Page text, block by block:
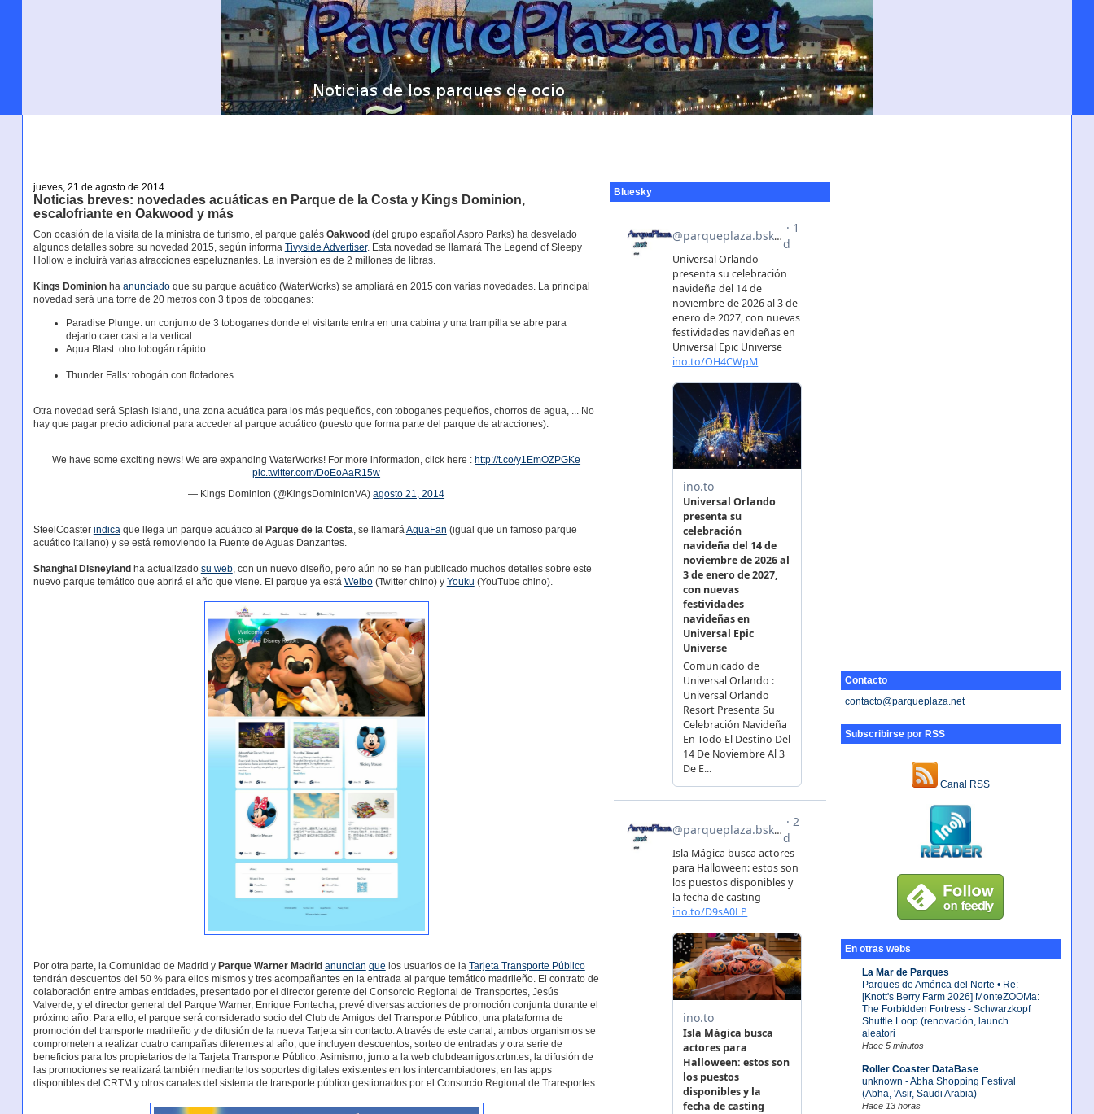
Contacto
contacto@parqueplaza.net
Subscribirse por RSS
Canal RSS
En otras webs
La Mar de Parques
Parques de América del Norte • Re:
[Knott's Berry Farm 2026] MonteZOOMa:
The Forbidden Fortress - Schwarzkopf
Shuttle Loop (renovación, launch
aleatori
Hace 5 minutos
Roller Coaster DataBase
unknown - Abha Shopping Festival
(Abha, 'Asir, Saudi Arabia)
Hace 13 horas
jueves, 21 de agosto de 2014
Noticias breves: novedades acuáticas en Parque de la Costa y Kings Dominion,
escalofriante en Oakwood y más
Con ocasión de la visita de la ministra de turismo, el parque galés Oakwood (del grupo español Aspro Parks) ha desvelado
algunos detalles sobre su novedad 2015, según informa Tivyside Advertiser. Esta novedad se llamará The Legend of Sleepy
Hollow e incluirá varias atracciones espeluznantes. La inversión es de 2 millones de libras.
Kings Dominionha anunciadoque su parque acuático (WaterWorks) se ampliará en 2015 con varias novedades. La principal
novedad será una torre de 20 metros con 3 tipos de toboganes:
Paradise Plunge: un conjunto de 3 toboganes donde el visitante entra en una cabina y una trampilla se abre para
dejarlo caer casi a la vertical.
Aqua Blast: otro tobogán rápido.
Thunder Falls: tobogán con flotadores.
Otra novedad será Splash Island, una zona acuática para los más pequeños, con toboganes pequeños, chorros de agua, ... No
hay que pagar precio adicional para acceder al parque acuático (puesto que forma parte del parque de atracciones).
We have some exciting news! We are expanding WaterWorks! For more information, click here : http://t.co/y1EmOZPGKe
pic.twitter.com/DoEoAaR15w
— Kings Dominion (@KingsDominionVA)agosto 21, 2014
SteelCoaster indicaque llega un parque acuático al Parque de la Costa, se llamaráAquaFan (igual que un famoso parque
acuático italiano) y se está removiendo la Fuente de Aguas Danzantes.
Shanghai Disneyland ha actualizado su web, con un nuevo diseño, pero aún no se han publicado muchos detalles sobre este
nuevo parque temático que abrirá el año que viene. El parque ya está Weibo(Twitter chino) y Youku (YouTube chino).
Por otra parte, la Comunidad de Madrid y Parque Warner Madrid anuncian que los usuarios de la Tarjeta Transporte Público
tendrán descuentos del 50 % para ellos mismos y tres acompañantes en la entrada al parque temático madrileño. El contrato de
colaboración entre ambas entidades, presentado por el director gerente del Consorcio Regional de Transportes, Jesús
Valverde, y el director general del Parque Warner, Enrique Fontecha, prevé diversas acciones de promoción conjunta durante el
próximo año. Para ello, el parque será considerado socio del Club de Amigos del Transporte Público, una plataforma de
promoción del transporte madrileño y de difusión de la nueva Tarjeta sin contacto. A través de este canal, ambos organismos se
comprometen a realizar cuatro campañas diferentes al año, que incluyen descuentos, sorteo de entradas y otra serie de
beneficios para los propietarios de la Tarjeta Transporte Público. Asimismo, junto a la web clubdeamigos.crtm.es, la difusión de
las promociones se realizará también mediante los soportes digitales existentes en los intercambiadores, en las apps
disponibles del CRTM y otros canales del sistema de transporte público gestionados por el Consorcio Regional de Transportes.
Bluesky